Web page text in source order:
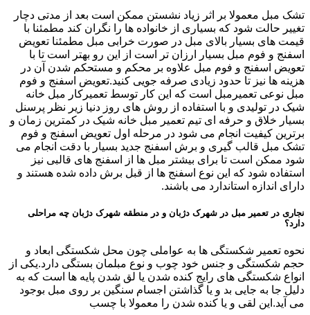
تشک مبل معمولا بر اثر زیاد نشستن ممکن است بعد از مدتی دچار
تغییر حالت شود که بسیاری از خانواده ها را نگران کند مطمئنا با
قیمت های بسیار بالای مبل در صورت خرابی مبل مطمئنا تعویض
اسفنج و فوم مبل بسیار ارزان تر است از این رو بهتر است تا با
تعویض اسفنج و فوم مبل علاوه بر محکم و مستحکم شدن آن در
هزینه ها نیز تا حدود زیادی صرفه جویی کنید.تعویض اسفنج و فوم
مبل نوعی تعمیرمبل است که این کار توسط تعمیرکار مبل خانه
شیک در تولیدی و با استفاده از روش های روز دنیا زیر نظر پرسنل
بسیار خلاق و حرفه ای تیم تعمیر مبل خانه شیک در کمترین زمان و
برترین کیفیت انجام می شود در مرحله اول تعویض اسفنج و فوم
تشک مبل قالب گیری و برش اسفنج جدید بسیار با دقت انجام می
شود ممکن است تا برای بیشتر مبل ها از اسفنج های قالبی نیز
استفاده شود که این نوع اسفنج ها از قبل برش داده شده هستند و
دارای اندازه استاندارد می باشند.
نجاری در تعمیر مبل در شهرک دژبان و در منطقه شهرک دژبان چه مراحلی
دارد؟
نحوه تعمیر شکستگی ها به عواملی چون محل شکستگی ابعاد و
حجم شکستگی و جنس خود چوب و نوع مبلمان بستگی دارد.یکی از
انواع شکستگی های رایج کنده شدن یا لق شدن پایه ها است که به
دلیل جا به جایی بد و یا گذاشتن اجسام سنگین بر روی مبل بوجود
می آید.این لقی و یا کنده شدن را معمولا با چسب